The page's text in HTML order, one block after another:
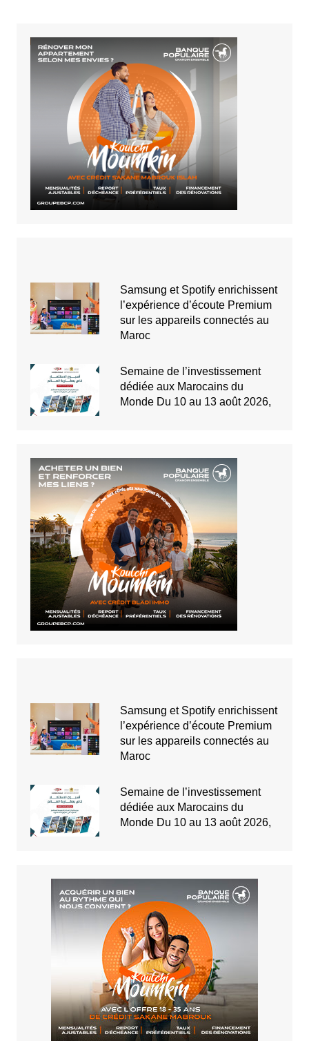
Samsung et Spotify enrichissent
l’expérience d’écoute Premium
sur les appareils connectés au
Maroc
Semaine de l’investissement
dédiée aux Marocains du
Monde Du 10 au 13 août 2026,
Samsung et Spotify enrichissent
l’expérience d’écoute Premium
sur les appareils connectés au
Maroc
Semaine de l’investissement
dédiée aux Marocains du
Monde Du 10 au 13 août 2026,